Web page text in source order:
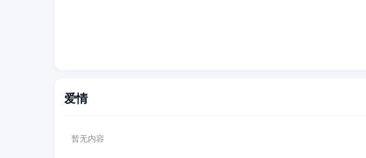
爱情
暂无内容